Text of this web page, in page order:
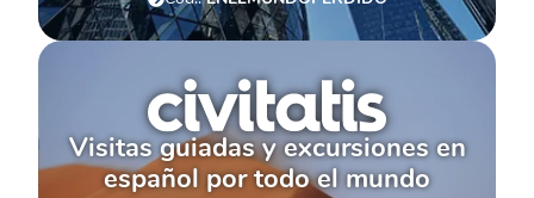
Visitas guiadas y excursiones en
español por todo el mundo